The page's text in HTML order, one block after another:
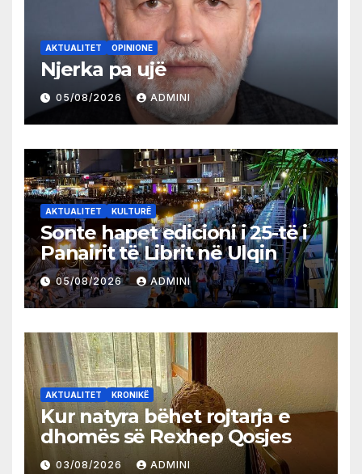
AKTUALITET OPINIONE
Njerka pa ujë
05/08/2026 ADMINI
AKTUALITET KULTURË
Sonte hapet edicioni i 25-të i
Panairit të Librit në Ulqin
05/08/2026 ADMINI
AKTUALITET KRONIKË
Kur natyra bëhet rojtarja e
dhomës së Rexhep Qosjes
03/08/2026 ADMINI